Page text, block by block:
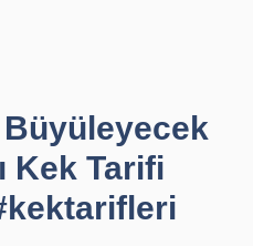
Kek Tarifi